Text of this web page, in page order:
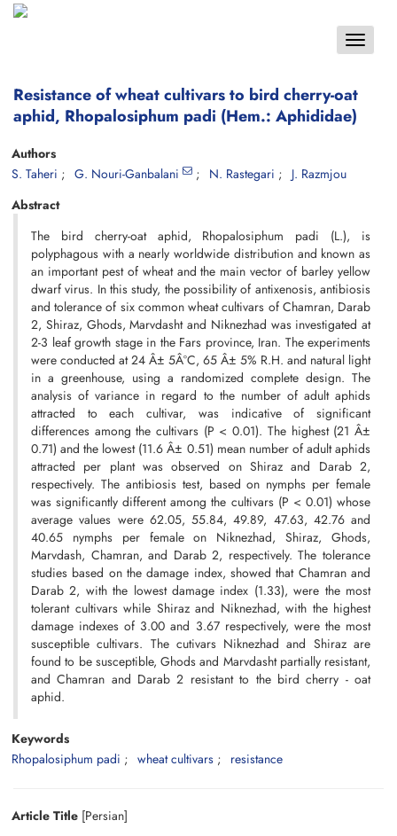
Toggle
Resistance of wheat cultivars to bird cherry-oat
aphid, Rhopalosiphum padi (Hem.: Aphididae)
Authors
S. Taheri
G. Nouri-Ganbalani N. Rastegari
J. Razmjou
Abstract
The bird cherry-oat aphid, Rhopalosiphum padi (L.), is
polyphagous with a nearly worldwide distribution and known as
an important pest of wheat and the main vector of barley yellow
dwarf virus. In this study, the possibility of antixenosis, antibiosis
and tolerance of six common wheat cultivars of Chamran, Darab
2, Shiraz, Ghods, Marvdasht and Niknezhad was investigated at
2-3 leaf growth stage in the Fars province, Iran. The experiments
were conducted at 24 Â± 5Â°C, 65 Â± 5% R.H. and natural light
in a greenhouse, using a randomized complete design. The
analysis of variance in regard to the number of adult aphids
attracted to each cultivar, was indicative of significant
differences among the cultivars (P < 0.01). The highest (21 Â±
0.71) and the lowest (11.6 Â± 0.51) mean number of adult aphids
attracted per plant was observed on Shiraz and Darab 2,
respectively. The antibiosis test, based on nymphs per female
was significantly different among the cultivars (P < 0.01) whose
average values were 62.05, 55.84, 49.89, 47.63, 42.76 and
40.65 nymphs per female on Niknezhad, Shiraz, Ghods,
Marvdash, Chamran, and Darab 2, respectively. The tolerance
studies based on the damage index, showed that Chamran and
Darab 2, with the lowest damage index (1.33), were the most
tolerant cultivars while Shiraz and Niknezhad, with the highest
damage indexes of 3.00 and 3.67 respectively, were the most
susceptible cultivars. The cutivars Niknezhad and Shiraz are
found to be susceptible, Ghods and Marvdasht partially resistant,
and Chamran and Darab 2 resistant to the bird cherry - oat
aphid.
Keywords
Rhopalosiphum padi
wheat cultivars resistance
Article Title [Persian]